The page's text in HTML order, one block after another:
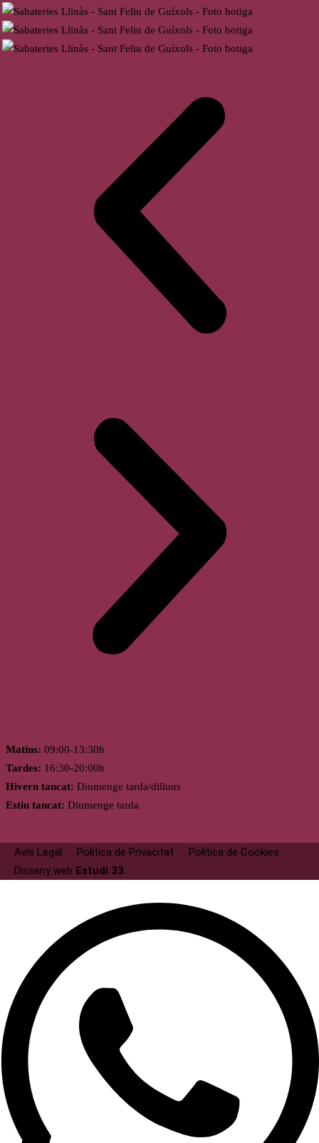
Matins: 09:00-13:30h
Tardes: 16:30-20:00h
Hivern tancat: Diumenge tarda/dilluns
Estiu tancat: Diumenge tarda
Avís Legal Politica de Privacitat
Politica de Cookies
Disseny web Estudi 33